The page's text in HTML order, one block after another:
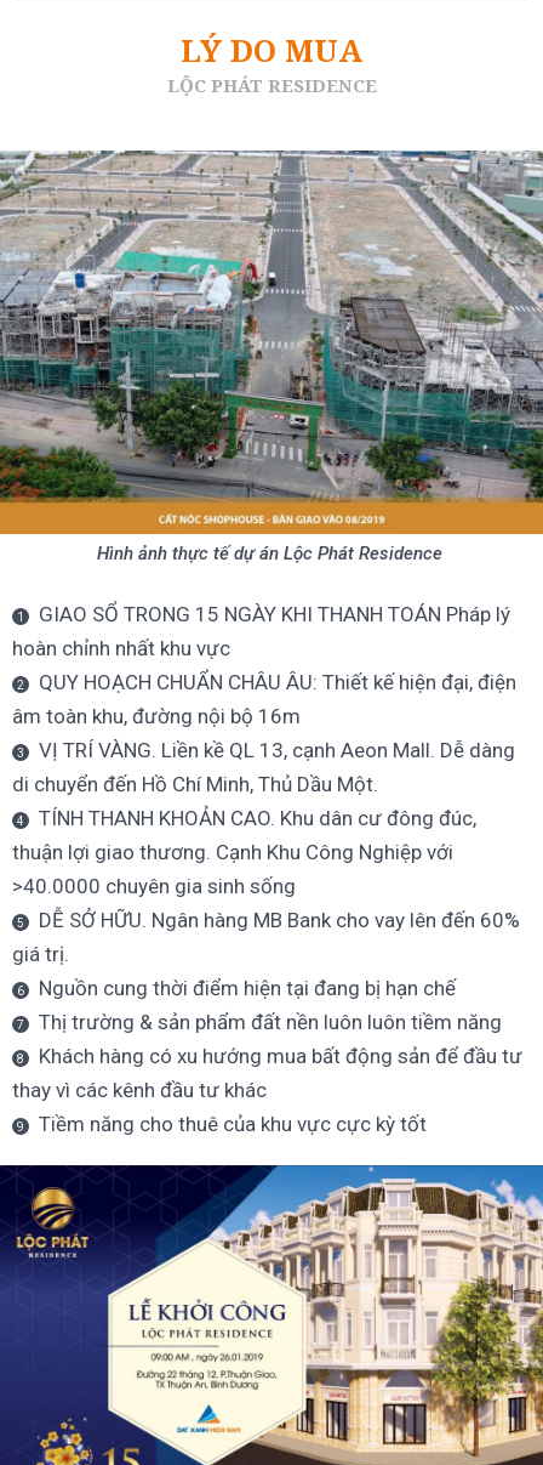
LÝ DO MUA
LỘC PHÁT RESIDENCE
Hình ảnh thực tế dự án Lộc Phát Residence
GIAO SỔ TRONG 15 NGÀY KHI THANH TOÁN Pháp lý
hoàn chỉnh nhất khu vực
QUY HOẠCH CHUẨN CHÂU ÂU: Thiết kế hiện đại, điện
âm toàn khu, đường nội bộ 16m
VỊ TRÍ VÀNG. Liền kề QL 13, cạnh Aeon Mall. Dễ dàng
di chuyển đến Hồ Chí Minh, Thủ Dầu Một.
TÍNH THANH KHOẢN CAO. Khu dân cư đông đúc,
thuận lợi giao thương. Cạnh Khu Công Nghiệp với
>40.0000 chuyên gia sinh sống
DỄ SỞ HỮU. Ngân hàng MB Bank cho vay lên đến 60%
giá trị.
Nguồn cung thời điểm hiện tại đang bị hạn chế
Thị trường & sản phẩm đất nền luôn luôn tiềm năng
Khách hàng có xu hướng mua bất động sản để đầu tư
thay vì các kênh đầu tư khác
Tiềm năng cho thuê của khu vực cực kỳ tốt